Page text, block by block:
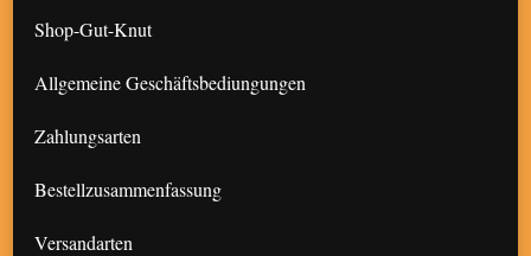
Shop-Gut-Knut
Allgemeine Geschäftsbediungungen
Zahlungsarten
Bestellzusammenfassung
Versandarten